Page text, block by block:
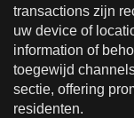
transactions zijn
uw device of
information of
toegewijd
sectie, offering
residenten.